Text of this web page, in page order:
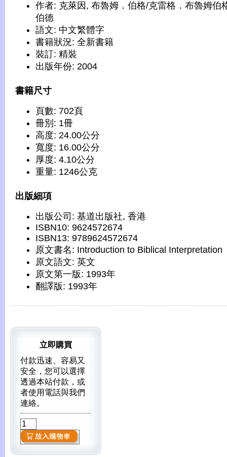
作者: 克萊因, 布魯姆．伯格/克雷格．布魯姆伯
伯德
語文: 中文繁體字
書籍狀況: 全新書籍
裝訂: 精裝
出版年份: 2004
書籍尺寸
頁數: 702頁
冊別: 1冊
高度: 24.00公分
寬度: 16.00公分
厚度: 4.10公分
重量: 1246公克
出版細項
出版公司: 基道出版社, 香港
ISBN10: 9624572674
ISBN13: 9789624572674
原文書名: Introduction to Biblical Interpretation
原文語文: 英文
原文第一版: 1993年
翻譯版: 1993年
立即購買
付款迅速、容易又
安全，您可以選擇
透過本站付款，或
者使用電話與我們
連絡。